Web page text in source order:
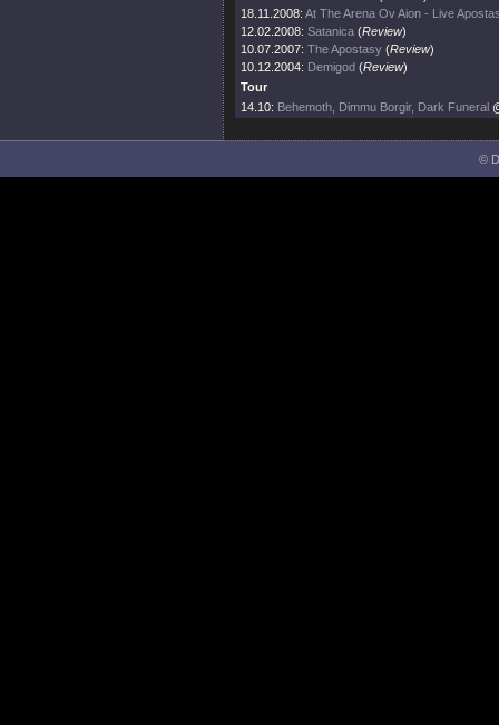
18.11.2008: At The Arena Ov Aion - Live
12.02.2008: Satanica (Review)
10.07.2007: The Apostasy (Review)
10.12.2004: Demigod (Review)
Tour
14.10: Behemoth, Dimmu Borgir, Dark Funeral
©